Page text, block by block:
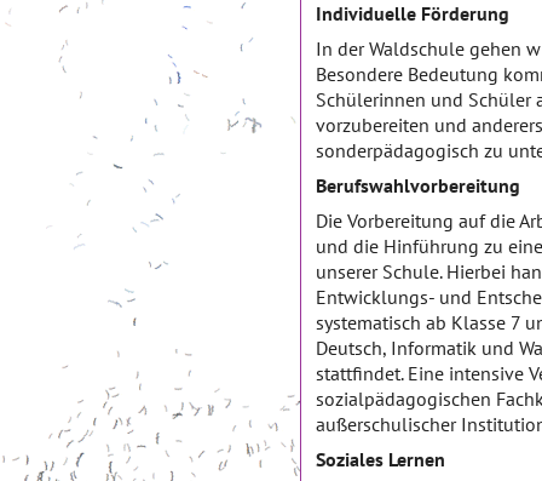
Individuelle Förderung
In der Waldschule gehen
Besondere Bedeutung
Schülerinnen und Schüler
vorzubereiten und
sonderpädagogisch zu
Berufswahlvorbereitung
Die Vorbereitung auf die
und die Hinführung zu
unserer Schule. Hierbei
Entwicklungs- und
systematisch ab Klasse 7
Deutsch, Informatik und
stattfindet. Eine intensive
sozialpädagogischen
außerschulischer
Soziales Lernen